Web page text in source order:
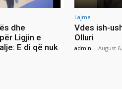
dhe
Ligjin e
E di që nuk
Lajme
Vdes ish-
Olluri
admin - August